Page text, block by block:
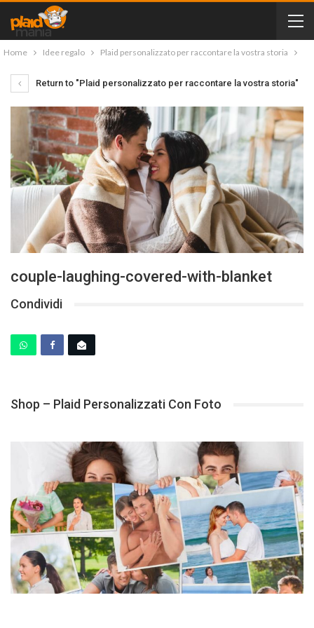
Home Idee regalo Plaid personalizzato per raccontare la vostra storia
Return to "Plaid personalizzato per raccontare la vostra storia"
couple-laughing-covered-with-blanket
Condividi
Shop – Plaid Personalizzati Con Foto